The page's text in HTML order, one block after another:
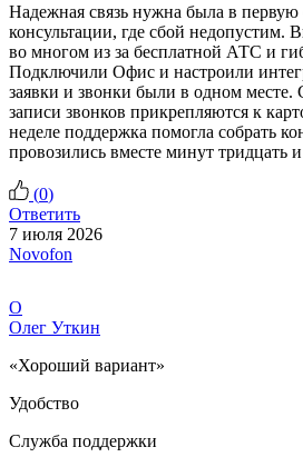
Надежная связь нужна была в
консультации, где сбой недопустим.
во многом из за бесплатной АТС и
Подключили Офис и настроили
заявки и звонки были в одном месте.
записи звонков прикрепляются к
неделе поддержка помогла собрать
провозились вместе минут тридцать и
(0)
Ответить
7 июля 2026
Novofon
О
Олег Уткин
«Хороший вариант»
Удобство
Служба поддержки